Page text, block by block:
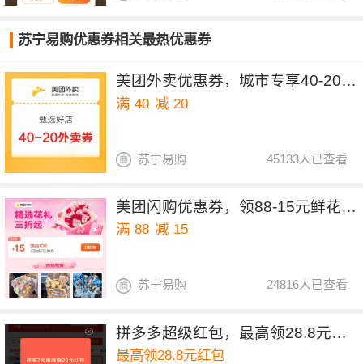
苏宁易购优惠券相关最热优惠券
美团外卖优惠券，城市专享40-20&30-15元红包
满 40 减 20
45133人已查看
苏宁易购
美团闪购优惠券，领88-15元鲜花优惠券
满 88 减 15
24816人已查看
苏宁易购
拼多多超级红包，最高领28.8元红包
最高领28.8元红包